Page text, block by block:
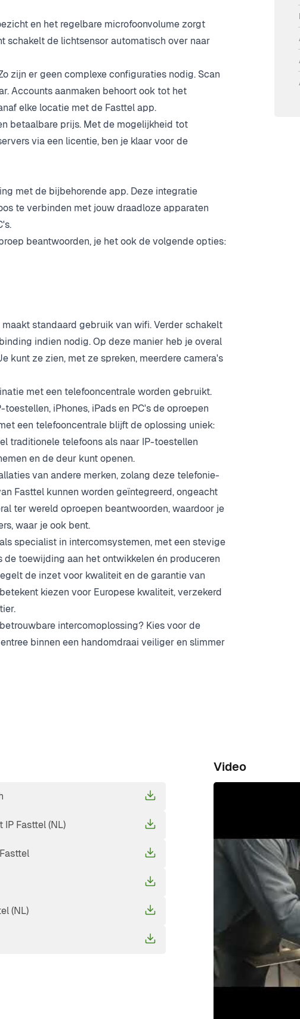
en het regelbare microfoonvolume zorgt
schakelt de lichtsensor automatisch over naar
zijn er geen complexe configuraties nodig. Scan
Accounts aanmaken behoort ook tot het
elke locatie met de Fasttel app.
betaalbare prijs. Met de mogelijkheid tot
via een licentie, ben je klaar voor de
met de bijbehorende app. Deze integratie
te verbinden met jouw draadloze apparaten
beantwoorden, je het ook de volgende opties:
standaard gebruik van wifi. Verder schakelt
indien nodig. Op deze manier heb je overal
kunt ze zien, met ze spreken, meerdere camera's
met een telefooncentrale worden gebruikt.
iPhones, iPads en PC's de oproepen
een telefooncentrale blijft de oplossing uniek:
traditionele telefoons als naar IP-toestellen
en de deur kunt openen.
van andere merken, zolang deze telefonie-
Fasttel kunnen worden geïntegreerd, ongeacht
ter wereld oproepen beantwoorden, waardoor je
waar je ook bent.
specialist in intercomsystemen, met een stevige
de toewijding aan het ontwikkelen én produceren
de inzet voor kwaliteit en de garantie van
kiezen voor Europese kwaliteit, verzekerd
intercomoplossing? Kies voor de
binnen een handomdraai veiliger en slimmer
Fasttel (NL)
(NL)
Video